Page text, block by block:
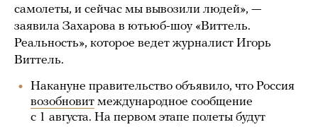
самолеты, и сейчас мы вывозили людей», —
заявила Захарова в ютьюб-шоу «Виттель.
Реальность», которое ведет журналист Игорь
Виттель.
Накануне правительство объявило, что Россия
возобновит международное сообщение
с 1 августа. На первом этапе полеты будут